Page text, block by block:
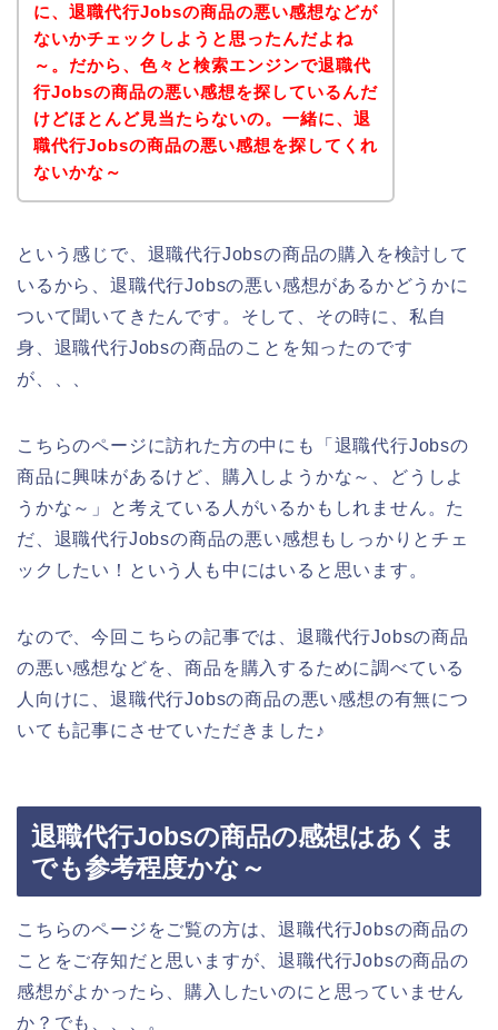
に、退職代行Jobsの商品の悪い感想などが
ないかチェックしようと思ったんだよね
～。だから、色々と検索エンジンで退職代
行Jobsの商品の悪い感想を探しているんだ
けどほとんど見当たらないの。一緒に、退
職代行Jobsの商品の悪い感想を探してくれ
ないかな～
という感じで、退職代行Jobsの商品の購入を検討して
いるから、退職代行Jobsの悪い感想があるかどうかに
ついて聞いてきたんです。そして、その時に、私自
身、退職代行Jobsの商品のことを知ったのです
が、、、
こちらのページに訪れた方の中にも「退職代行Jobsの
商品に興味があるけど、購入しようかな～、どうしよ
うかな～」と考えている人がいるかもしれません。た
だ、退職代行Jobsの商品の悪い感想もしっかりとチェ
ックしたい！という人も中にはいると思います。
なので、今回こちらの記事では、退職代行Jobsの商品
の悪い感想などを、商品を購入するために調べている
人向けに、退職代行Jobsの商品の悪い感想の有無につ
いても記事にさせていただきました♪
退職代行Jobsの商品の感想はあくま
でも参考程度かな～
こちらのページをご覧の方は、退職代行Jobsの商品の
ことをご存知だと思いますが、退職代行Jobsの商品の
感想がよかったら、購入したいのにと思っていません
か？でも、、、。